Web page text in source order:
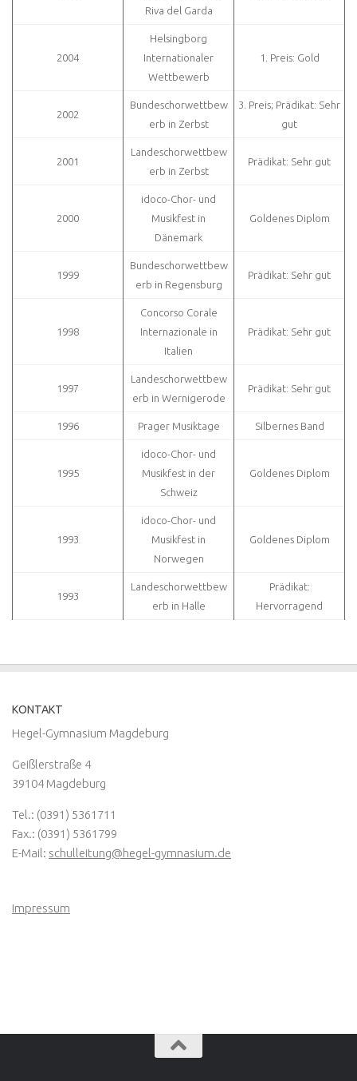
Riva del Garda
2004
Helsingborg
Internationaler
Wettbewerb
1. Preis: Gold
2002
Bundeschorwettbew
erb in Zerbst
3. Preis; Prädikat: Sehr
gut
2001
Landeschorwettbew
erb in Zerbst
Prädikat: Sehr gut
2000
idoco-Chor- und
Musikfest in
Dänemark
Goldenes Diplom
1999
Bundeschorwettbew
erb in Regensburg
Prädikat: Sehr gut
1998
Concorso Corale
Internazionale in
Italien
Prädikat: Sehr gut
1997
Landeschorwettbew
erb in Wernigerode
Prädikat: Sehr gut
1996 Prager Musiktage Silbernes Band
1995
idoco-Chor- und
Musikfest in der
Schweiz
Goldenes Diplom
1993
idoco-Chor- und
Musikfest in
Norwegen
Goldenes Diplom
1993
Landeschorwettbew
erb in Halle
Prädikat:
Hervorragend
KONTAKT
Hegel-Gymnasium Magdeburg
Geißlerstraße 4
39104 Magdeburg
Tel.: (0391) 5361711
Fax.: (0391) 5361799
E-Mail: schulleitung@hegel-gymnasium.de
Impressum